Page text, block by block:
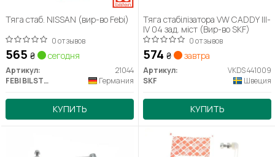
Тяга стаб. NISSAN (вир-во Febi)
0 отзывов
565 ₴ сегодня
Артикул:
21044
FEBI BILSTEIN
Германия
КУПИТЬ
Тяга стабілізатора VW CADDY III-
IV 04 зад. міст (Вир-во SKF)
0 отзывов
574 ₴ завтра
Артикул:
VKDS 441009
SKF
Швеция
КУПИТЬ